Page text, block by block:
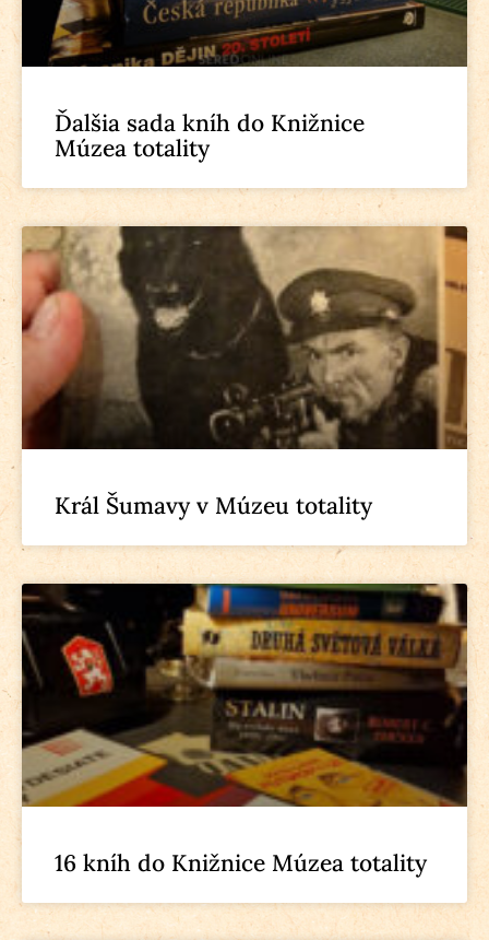
Ďalšia sada kníh do Knižnice
Múzea totality
Král Šumavy v Múzeu totality
16 kníh do Knižnice Múzea totality